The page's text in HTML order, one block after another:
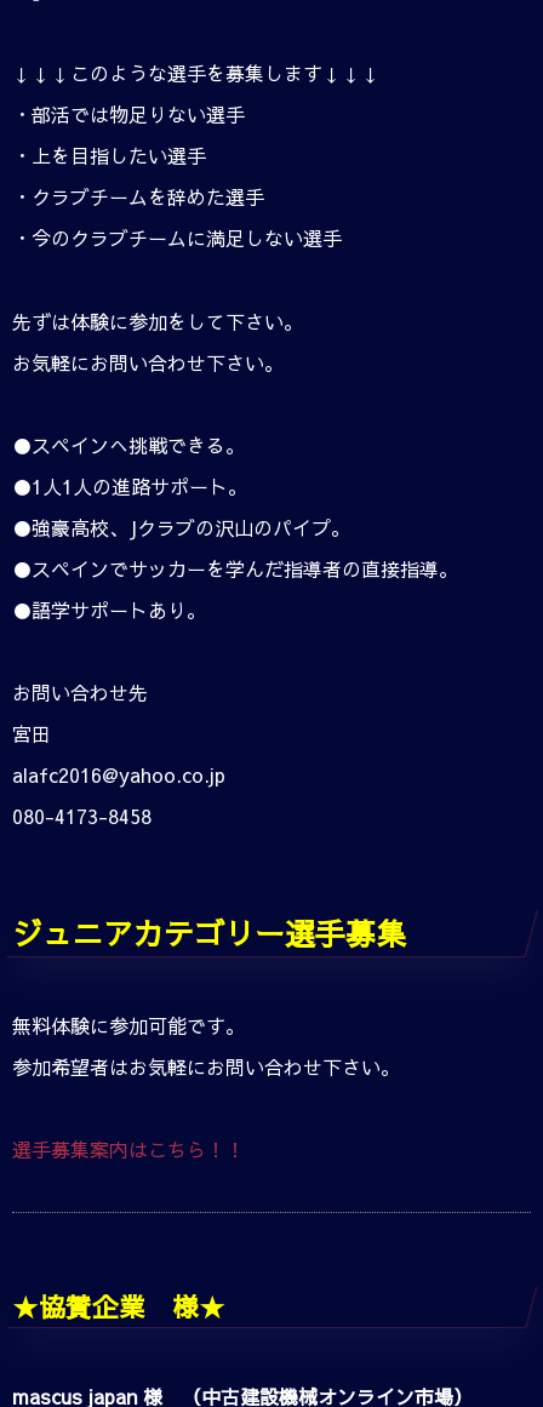
↓↓↓このような選手を募集します↓↓↓
・部活では物足りない選手
・上を目指したい選手
・クラブチームを辞めた選手
・今のクラブチームに満足しない選手
先ずは体験に参加をして下さい。
お気軽にお問い合わせ下さい。
●スペインへ挑戦できる。
●1人1人の進路サポート。
●強豪高校、Jクラブの沢山のパイプ。
●スペインでサッカーを学んだ指導者の直接指導。
●語学サポートあり。
お問い合わせ先
宮田
alafc2016@yahoo.co.jp
080-4173-8458
ジュニアカテゴリー選手募集
無料体験に参加可能です。
参加希望者はお気軽にお問い合わせ下さい。
選手募集案内はこちら！！
★協賛企業 様★
mascus japan 様 （中古建設機械オンライン市場）